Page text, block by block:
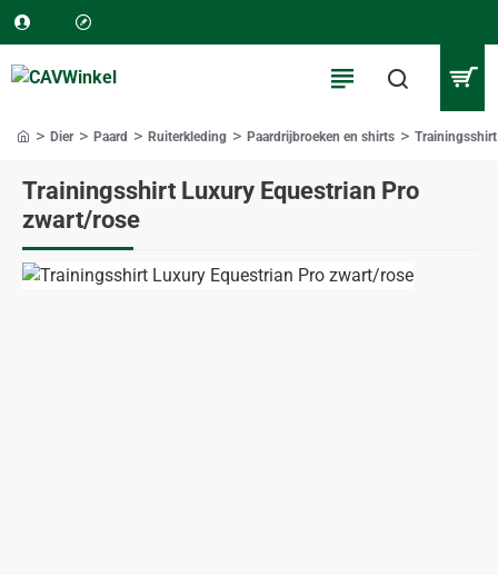
Trainingsshirt Luxury Equestrian Pro
zwart/rose
Dier Paard Ruiterkleding Paardrijbroeken en shirts